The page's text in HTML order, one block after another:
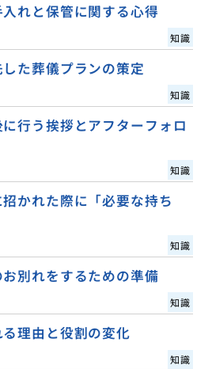
れと保管に関する心得
知識
た葬儀プランの策定
知識
行う挨拶とアフターフォロ
知識
かれた際に「必要な持ち
知識
別れをするための準備
知識
理由と役割の変化
知識